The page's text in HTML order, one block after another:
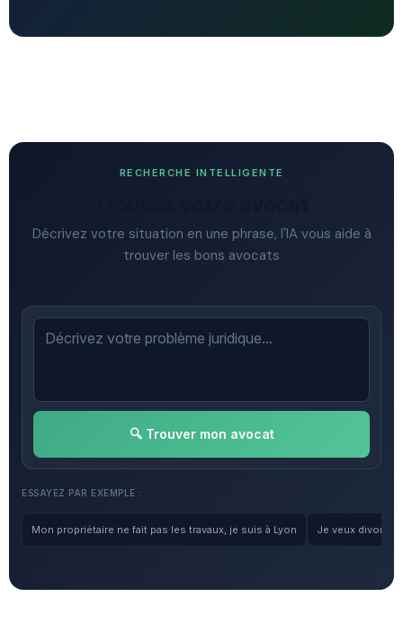
RECHERCHE INTELLIGENTE
Décrivez votre situation en une phrase, l'IA vous aide à
trouver les bons avocats
🔍 Trouver mon avocat
ESSAYEZ PAR EXEMPLE :
Mon propriétaire ne fait pas les travaux, je suis à Lyon Je veux